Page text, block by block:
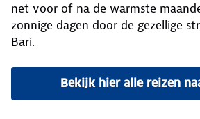
net voor of na de warmste
zonnige dagen door de gezellige
Bari.
Bekijk hier alle reizen